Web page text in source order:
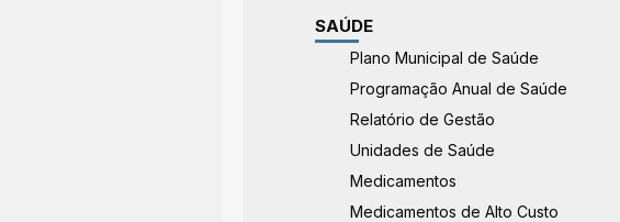
SAÚDE
Plano Municipal de Saúde
Programação Anual de Saúde
Relatório de Gestão
Unidades de Saúde
Medicamentos
Medicamentos de Alto Custo